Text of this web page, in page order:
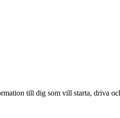
till dig som vill starta, driva